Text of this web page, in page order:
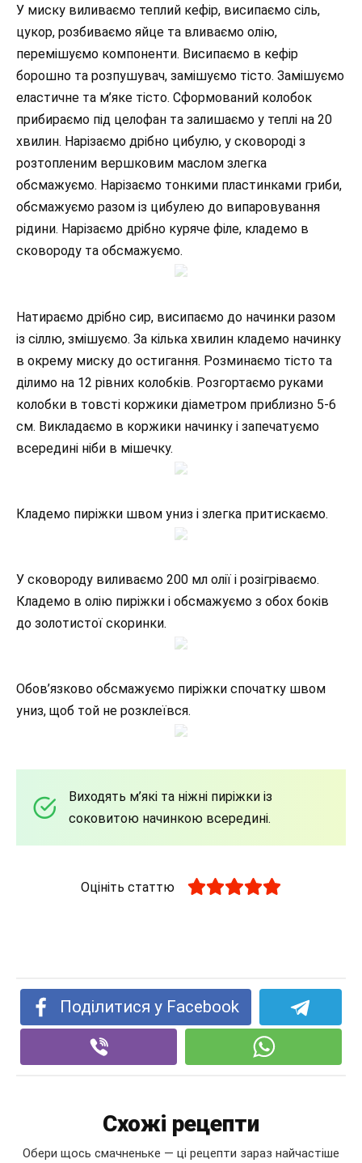
У миску виливаємо теплий кефір, висипаємо сіль,
цукор, розбиваємо яйце та вливаємо олію,
перемішуємо компоненти. Висипаємо в кефір
борошно та розпушувач, замішуємо тісто. Замішуємо
еластичне та м’яке тісто. Сформований колобок
прибираємо під целофан та залишаємо у теплі на 20
хвилин. Нарізаємо дрібно цибулю, у сковороді з
розтопленим вершковим маслом злегка
обсмажуємо. Нарізаємо тонкими пластинками гриби,
обсмажуємо разом із цибулею до випаровування
рідини. Нарізаємо дрібно куряче філе, кладемо в
сковороду та обсмажуємо.
Натираємо дрібно сир, висипаємо до начинки разом
із сіллю, змішуємо. За кілька хвилин кладемо начинку
в окрему миску до остигання. Розминаємо тісто та
ділимо на 12 рівних колобків. Розгортаємо руками
колобки в товсті коржики діаметром приблизно 5-6
см. Викладаємо в коржики начинку і запечатуємо
всередині ніби в мішечку.
Кладемо пиріжки швом униз і злегка притискаємо.
У сковороду виливаємо 200 мл олії і розігріваємо.
Кладемо в олію пиріжки і обсмажуємо з обох боків
до золотистої скоринки.
Обов’язково обсмажуємо пиріжки спочатку швом
униз, щоб той не розклеївся.
Виходять м’які та ніжні пиріжки із
соковитою начинкою всередині.
Оцініть статтю
Поділитися у Facebook
Схожі рецепти
Обери щось смачненьке — ці рецепти зараз найчастіше